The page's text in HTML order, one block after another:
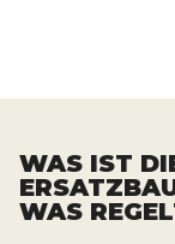
WAS IST
WAS